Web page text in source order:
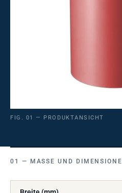
FIG. 01 — PRODUKTANSICHT
MASSE UND DIMENSIONEN